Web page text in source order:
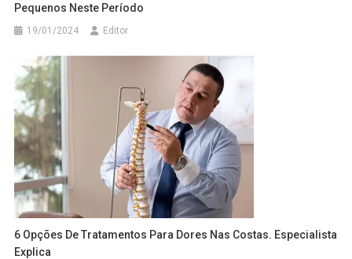
Pequenos Neste Período
19/01/2024 Editor
6 Opções De Tratamentos Para Dores Nas Costas. Especialista
Explica